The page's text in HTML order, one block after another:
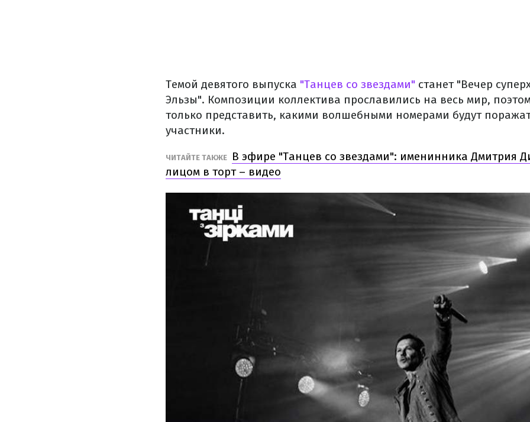
Темой девятого выпуска "Танцев со звездами" станет "Вечер
Эльзы". Композиции коллектива прославились на весь мир,
только представить, какими волшебными номерами будут
участники.
ЧИТАЙТЕ ТАКЖЕ
В эфире "Танцев со звездами": именинника Дмитрия
лицом в торт – видео